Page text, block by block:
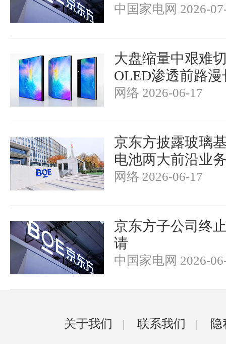
中国家电网 2026-
大盘缩量中艰难
OLED渗透前路漫
网络 2026-06-17
京东方披露玻璃
电池两大前沿业
网络 2026-06-17
京东方子公司终
请
中国家电网 2026-
关于我们 | 联系我们 |